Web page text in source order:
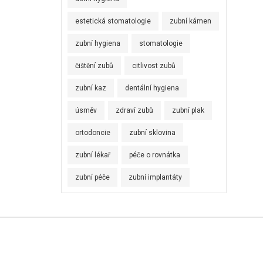
estetická stomatologie zubní kámen
zubní hygiena stomatologie
čištění zubů citlivost zubů
zubní kaz dentální hygiena
úsměv zdraví zubů zubní plak
ortodoncie zubní sklovina
zubní lékař péče o rovnátka
zubní péče zubní implantáty